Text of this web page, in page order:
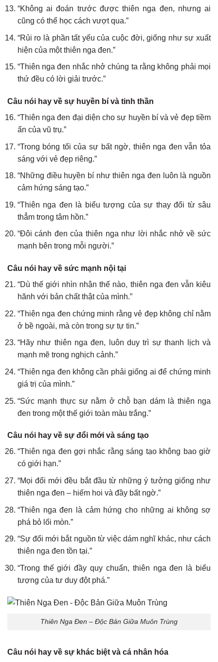
“Không ai đoán trước được thiên nga đen, nhưng ai
cũng có thể học cách vượt qua.”
“Rủi ro là phần tất yếu của cuộc đời, giống như sự xuất
hiện của một thiên nga đen.”
“Thiên nga đen nhắc nhở chúng ta rằng không phải mọi
thứ đều có lời giải trước.”
Câu nói hay về sự huyền bí và tinh thần
“Thiên nga đen đại diện cho sự huyền bí và vẻ đẹp tiềm
ẩn của vũ trụ.”
“Trong bóng tối của sự bất ngờ, thiên nga đen vẫn tỏa
sáng với vẻ đẹp riêng.”
“Những điều huyền bí như thiên nga đen luôn là nguồn
cảm hứng sáng tạo.”
“Thiên nga đen là biểu tượng của sự thay đổi từ sâu
thẳm trong tâm hồn.”
“Đôi cánh đen của thiên nga như lời nhắc nhở về sức
mạnh bên trong mỗi người.”
Câu nói hay về sức mạnh nội tại
“Dù thế giới nhìn nhận thế nào, thiên nga đen vẫn kiêu
hãnh với bản chất thật của mình.”
“Thiên nga đen chứng minh rằng vẻ đẹp không chỉ nằm
ở bề ngoài, mà còn trong sự tự tin.”
“Hãy như thiên nga đen, luôn duy trì sự thanh lịch và
mạnh mẽ trong nghịch cảnh.”
“Thiên nga đen không cần phải giống ai để chứng minh
giá trị của mình.”
“Sức mạnh thực sự nằm ở chỗ bạn dám là thiên nga
đen trong một thế giới toàn màu trắng.”
Câu nói hay về sự đổi mới và sáng tạo
“Thiên nga đen gợi nhắc rằng sáng tạo không bao giờ
có giới hạn.”
“Mọi đổi mới đều bắt đầu từ những ý tưởng giống như
thiên nga đen – hiếm hoi và đầy bất ngờ.”
“Thiên nga đen là cảm hứng cho những ai không sợ
phá bỏ lối mòn.”
“Sự đổi mới bắt nguồn từ việc dám nghĩ khác, như cách
thiên nga đen tồn tại.”
“Trong thế giới đầy quy chuẩn, thiên nga đen là biểu
tượng của tư duy đột phá.”
Thiên Nga Đen – Độc Bản Giữa Muôn Trùng
Câu nói hay về sự khác biệt và cá nhân hóa